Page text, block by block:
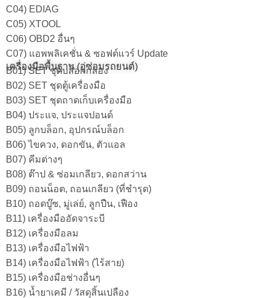
C04) EDIAG
C05) XTOOL
C06) OBD2 อื่นๆ
C07) แอพพลิเคชั่น & ซอฟต์แวร์ Update
เครื่องมือพื้นฐาน (อู่ซ่อมรถยนต์)
B01) SET ชุดบล็อกกล่อง
B02) SET ชุดตู้เครื่องมือ
B03) SET ชุดถาดเก็บเครื่องมือ
B04) ประแจ, ประแจปอนด์
B05) ลูกบล็อก, อุปกรณ์บล็อก
B06) ไขควง, ดอกขัน, ตัวแอล
B07) คีมต่างๆ
B08) ต๊าป & ซ่อมเกลียว, ดอกสว่าน
B09) ถอนน็อต, ถอนเกลียว (ที่ชำรุด)
B10) ถอดบู๊ซ, มู่เล่ย์, ลูกปืน, เฟือง
B11) เครื่องมืออัดจาระบี
B12) เครื่องมือลม
B13) เครื่องมือไฟฟ้า
B14) เครื่องมือไฟฟ้า (ไร้สาย)
B15) เครื่องมือช่างอื่นๆ
B16) น้ำยาเคมี / วัสดุสิ้นเปลือง